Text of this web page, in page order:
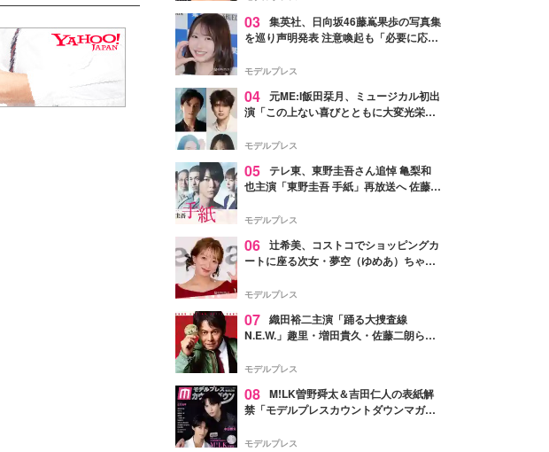
03 集英社、日向坂46藤嶌果歩の写真集
を巡り声明発表 注意喚起も「必要に応じ
モデルプレス
04 元ME:I飯田栞月、ミュージカル初出
演「この上ない喜びとともに大変光栄」
ャスト発表
モデルプレス
05 テレ東、東野圭吾さん追悼 亀梨和
也主演「東野圭吾 手紙」再放送へ 佐藤隆
モデルプレス
06 辻希美、コストコでショッピングカ
ートに座る次女・夢空（ゆめあ）ちゃん
ぎ」「成長を感じる」の声
モデルプレス
07 織田裕二主演「踊る大捜査線
N.E.W.」趣里・増田貴久・佐藤二朗ら新
徴する“謎のキーワード”も
モデルプレス
08 M!LK曽野舜太＆吉田仁人の表紙解
禁「モデルプレスカウントダウンマガジ
モデルプレス